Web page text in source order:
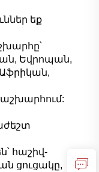
եք
Եվրոպան,
հաշիվ-
ցուցակը,